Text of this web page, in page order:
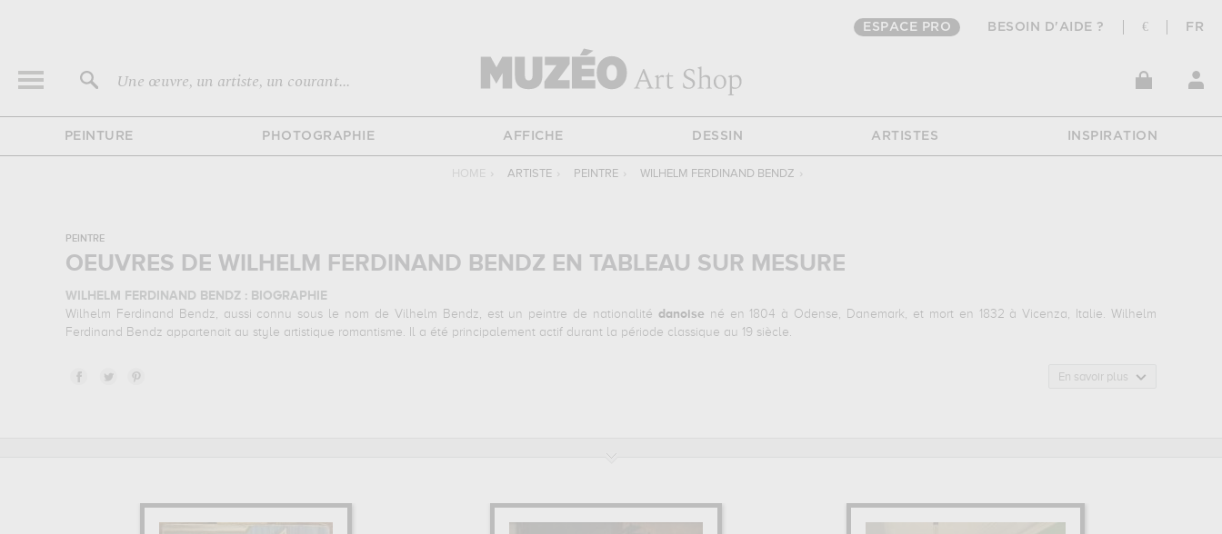
ESPACE PRO BESOIN D'AIDE ? € FR
Une œuvre, un artiste, un courant...
PEINTURE PHOTOGRAPHIE AFFICHE DESSIN ARTISTES INSPIRATION
HOME › ARTISTE › PEINTRE › WILHELM FERDINAND BENDZ ›
PEINTRE
OEUVRES DE WILHELM FERDINAND BENDZ EN TABLEAU SUR MESURE
WILHELM FERDINAND BENDZ : BIOGRAPHIE
Wilhelm Ferdinand Bendz, aussi connu sous le nom de Vilhelm Bendz, est un peintre de nationalité danoise né en 1804 à Odense, Danemark, et mort en 1832 à Vicenza, Italie. Wilhelm
Ferdinand Bendz appartenait au style artistique romantisme. Il a été principalement actif durant la période classique au 19 siècle.
WILHELM FERDINAND BENDZ : SES PRINCIPALES OEUVRES
En savoir plus